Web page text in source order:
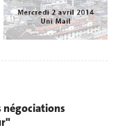
négociations